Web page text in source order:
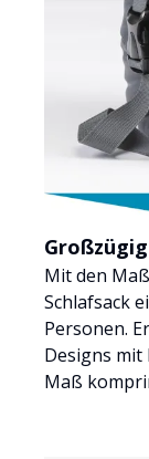
Mit den
Schlafsack
Personen.
Designs
Maß